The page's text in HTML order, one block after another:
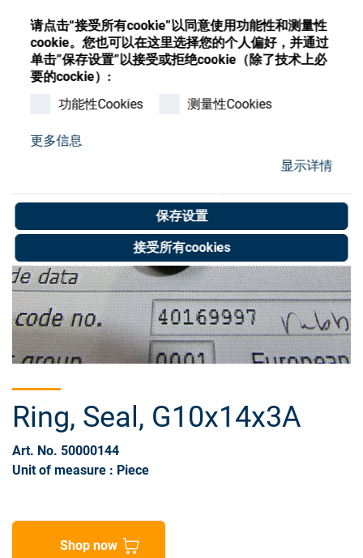
请点击“接受所有cookie”以同意使用功能性和测量性
cookie。您也可以在这里选择您的个人偏好，并通过
单击”保存设置”以接受或拒绝cookie（除了技术上必
要的cockie）:
功能性Cookies
测量性Cookies
更多信息
显示详情
保存设置
接受所有cookies
加入我们
Store
注册 登录
Ring, Seal, G10x14x3A
Art. No. 50000144
Unit of measure : Piece
Shop now